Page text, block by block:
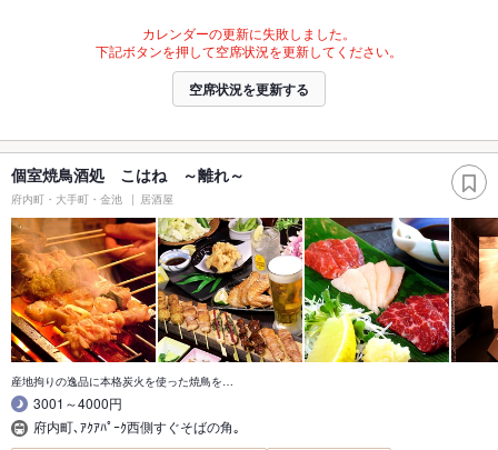
カレンダーの更新に失敗しました。
下記ボタンを押して空席状況を更新してください。
空席状況を更新する
個室焼鳥酒処 こはね ～離れ～
府内町・大手町・金池 居酒屋
産地拘りの逸品に本格炭火を使った焼鳥を…
3001～4000円
府内町､ｱｸｱﾊﾟｰｸ西側すぐそばの角｡